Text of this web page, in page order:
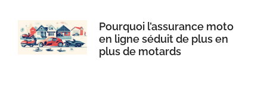
Pourquoi l’assurance moto
en ligne séduit de plus en
plus de motards